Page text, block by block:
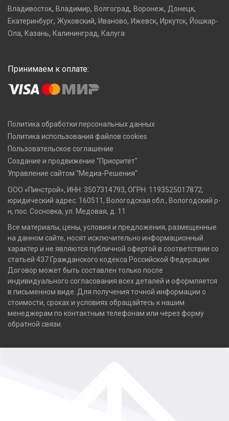
Владивосток, Владимир, Волгоград, Воронеж, Донецк,
Екатеринбург, Жуковский, Иваново, Ижевск, Иркутск, Йошкар-
Ола, Казань, Калининград, Калуга
Принимаем к оплате:
Политика обработки персональных данных
Политика использования файлов cookies
Пользовательское соглашение
Создание и продвижение "Приоритет"
Управление сайтом "Медиа-Решения"
ООО «Пинстрой», ИНН: 3507314793, ОГРН: 1193525017872,
юридический адрес: 160511, Вологодская обл., Вологодский р-
н, пос. Сосновка, ул. Медовая, д. 11
Все материалы, цены, условия и предложения, размещенные
на данном сайте, носят исключительно информационный
характер и не являются публичной офертой в соответствии со
статьей 437 Гражданского кодекса Российской Федерации.
Договор может быть составлен только после
индивидуального согласования всех деталей и оформляется
в письменном виде. Для получения точной информации о
стоимости, сроках и условиях обращайтесь к нашим
менеджерам по контактным телефонам или через форму
обратной связи.